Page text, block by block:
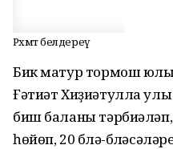
Рәхмәт белдереү
Бик матур тормош
Ғәтиәт Хиҙиәтулла
биш баланы тәрбиәләп,
һөйөп, 20 бүлә-